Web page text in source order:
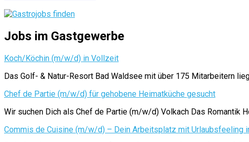
Jobs im Gastgewerbe
Koch/Köchin (m/w/d) in Vollzeit
Das Golf- & Natur-Resort Bad Waldsee mit über 175 Mitarbeitern
Chef de Partie (m/w/d) für gehobene Heimatküche gesucht
Wir suchen Dich als Chef de Partie (m/w/d) Volkach Das Romantik
Commis de Cuisine (m/w/d) – Dein Arbeitsplatz mit Urlaubsfeeling